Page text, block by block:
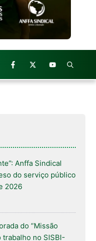
Anffa Sindical
do serviço público
2026
do “Missão
trabalho no SISBI-